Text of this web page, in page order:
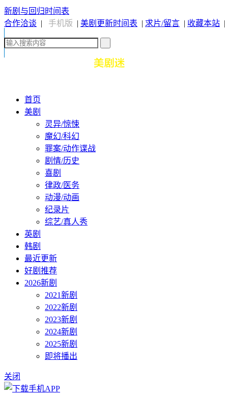
新剧与回归时间表
合作洽谈 | 手机版 | 美剧更新时间表 | 求片/留言 | 收藏本站 |
首页
美剧
灵异/惊悚
魔幻/科幻
罪案/动作谍战
剧情/历史
喜剧
律政/医务
动漫/动画
纪录片
综艺/真人秀
英剧
韩剧
最近更新
好剧推荐
2026新剧
2021新剧
2022新剧
2023新剧
2024新剧
2025新剧
即将播出
关闭